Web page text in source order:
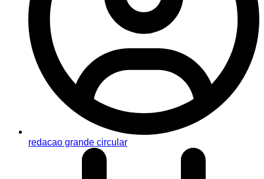
redacao grande circular